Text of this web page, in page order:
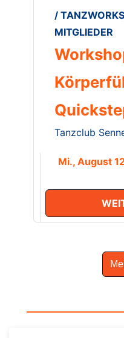
/
MITGLIEDER
Tanzclub
Mi., August